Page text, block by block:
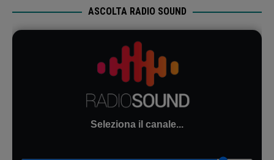
ASCOLTA RADIO SOUND
Seleziona il canale...